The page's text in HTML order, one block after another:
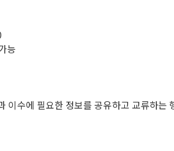
능
수에 필요한 정보를 공유하고 교류하